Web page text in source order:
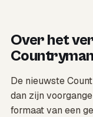
Over het
Countryman
De nieuwste
dan zijn
formaat van een